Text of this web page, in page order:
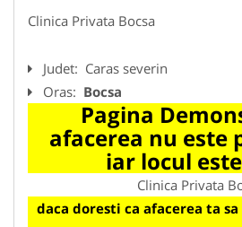
Clinica Privata Bocsa
Judet: Caras severin
Oras: Bocsa
Pagina
afacerea nu este
iar locul
Clinica Privata
daca doresti ca afacerea ta